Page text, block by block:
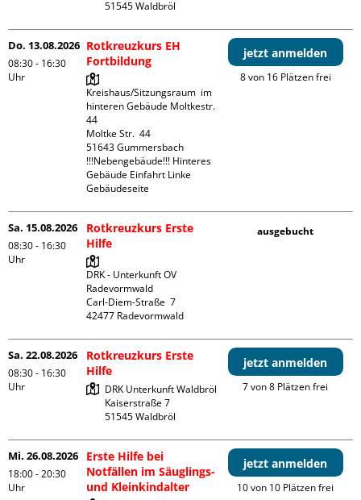
Do. 13.08.2026
08:30 - 16:30
Uhr
Rotkreuzkurs EH
Fortbildung
Kreishaus/Sitzungsraum  im
hinteren Gebäude Moltkestr.
44
Moltke Str.  44
51643 Gummersbach
!!!Nebengebäude!!! Hinteres
Gebäude Einfahrt Linke
Gebäudeseite
jetzt anmelden
8 von 16 Plätzen frei
Sa. 15.08.2026
08:30 - 16:30
Uhr
Rotkreuzkurs Erste
Hilfe
DRK - Unterkunft OV
Radevormwald
Carl-Diem-Straße  7
ausgebucht
Sa. 22.08.2026
08:30 - 16:30
Uhr
Rotkreuzkurs Erste
Hilfe
DRK Unterkunft Waldbröl
Kaiserstraße 7
jetzt anmelden
7 von 8 Plätzen frei
Mi. 26.08.2026
18:00 - 20:30
Uhr
Erste Hilfe bei
Notfällen im Säuglings-
und Kleinkindalter
jetzt anmelden
10 von 10 Plätzen frei